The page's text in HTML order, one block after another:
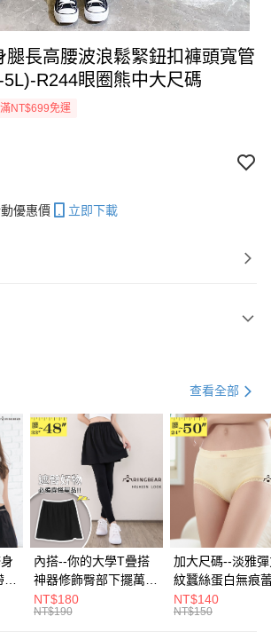
腿長高腰波浪鬆緊鈕扣褲頭寬管
R244眼圈熊中大尺碼
NT$699免運
優惠價 立即下載
查看全部
內搭--你的大學T疊搭
神器修飾臀部下擺萬用
內搭裙/遮臀裙(黑2L-
6L)-Q155眼圈熊中大
NT$180
NT$190
加大尺碼--淡雅
紋蠶絲蛋白無痕
角內褲(白.粉.藍.
3L)-L28眼圈熊中
NT$140
NT$150